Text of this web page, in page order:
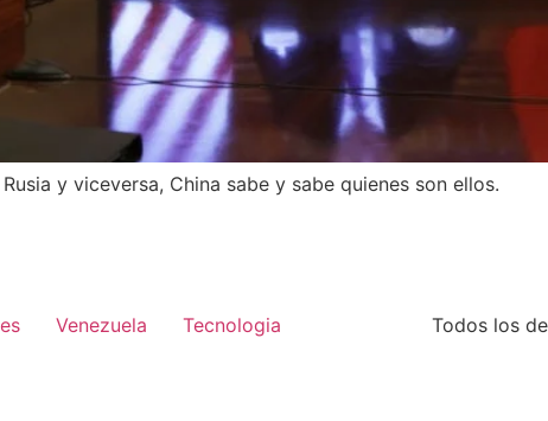
y viceversa, China sabe y sabe quienes son ellos.
Venezuela Tecnologia Todos los